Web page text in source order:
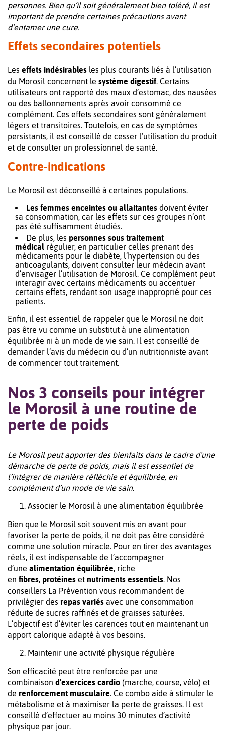
personnes. Bien qu’il soit généralement bien toléré, il est
important de prendre certaines précautions avant
d’entamer une cure.
Effets secondaires potentiels
Les effets indésirables les plus courants liés à l’utilisation
du Morosil concernent le système digestif. Certains
utilisateurs ont rapporté des maux d’estomac, des nausées
ou des ballonnements après avoir consommé ce
complément. Ces effets secondaires sont généralement
légers et transitoires. Toutefois, en cas de symptômes
persistants, il est conseillé de cesser l’utilisation du produit
et de consulter un professionnel de santé.
Contre-indications
Le Morosil est déconseillé à certaines populations.
Les femmes enceintes ou allaitantes doivent éviter
sa consommation, car les effets sur ces groupes n’ont
pas été suffisamment étudiés.
De plus, les personnes sous traitement
médical régulier, en particulier celles prenant des
médicaments pour le diabète, l’hypertension ou des
anticoagulants, doivent consulter leur médecin avant
d’envisager l’utilisation de Morosil. Ce complément peut
interagir avec certains médicaments ou accentuer
certains effets, rendant son usage inapproprié pour ces
patients.
Enfin, il est essentiel de rappeler que le Morosil ne doit
pas être vu comme un substitut à une alimentation
équilibrée ni à un mode de vie sain. Il est conseillé de
demander l’avis du médecin ou d’un nutritionniste avant
de commencer tout traitement.
Nos 3 conseils pour intégrer
le Morosil à une routine de
perte de poids
Le Morosil peut apporter des bienfaits dans le cadre d’une
démarche de perte de poids, mais il est essentiel de
l’intégrer de manière réfléchie et équilibrée, en
complément d’un mode de vie sain.
Associer le Morosil à une alimentation équilibrée
Bien que le Morosil soit souvent mis en avant pour
favoriser la perte de poids, il ne doit pas être considéré
comme une solution miracle. Pour en tirer des avantages
réels, il est indispensable de l’accompagner
d’une alimentation équilibrée, riche
en fibres, protéines et nutriments essentiels. Nos
conseillers La Prévention vous recommandent de
privilégier des repas variés avec une consommation
réduite de sucres raffinés et de graisses saturées.
L’objectif est d’éviter les carences tout en maintenant un
apport calorique adapté à vos besoins.
Maintenir une activité physique régulière
Son efficacité peut être renforcée par une
combinaison d’exercices cardio (marche, course, vélo) et
de renforcement musculaire. Ce combo aide à stimuler le
métabolisme et à maximiser la perte de graisses. Il est
conseillé d’effectuer au moins 30 minutes d’activité
physique par jour.